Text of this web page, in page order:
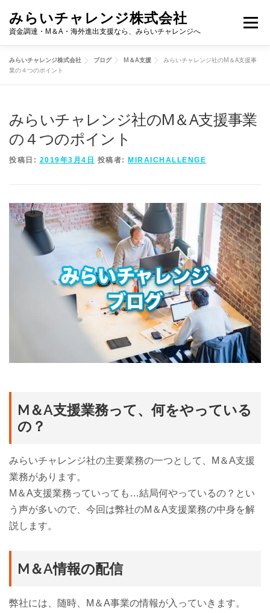
みらいチャレンジ株式会社
資金調達・M＆A・海外進出支援なら、みらいチャレンジへ
メニュー
トップ
ブログ 会社概要 お問い合わせ
みらいチャレンジ株式会社 ブログ M＆A支援
みらいチャレンジ社のM＆A支援事
業の４つのポイント
みらいチャレンジ社のM＆A支援事業
の４つのポイント
投稿日: 2019年3月4日 投稿者: MIRAICHALLENGE
M＆A支援業務って、何をやっている
の？
みらいチャレンジ社の主要業務の一つとして、M＆A支援
業務があります。
M＆A支援業務っていっても…結局何やっているの？とい
う声が多いので、今回は弊社のM＆A支援業務の中身を解
説します。
M＆A情報の配信
弊社には、随時、M＆A事業の情報が入っていきます。